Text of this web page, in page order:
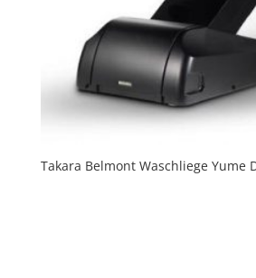
Takara Belmont Waschliege Yume